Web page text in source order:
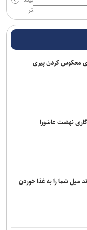
پس از اتمام جنگ آغاز
تر
معکوس کردن پیری
نهضت عاشورا
میل شما را به غذا خوردن